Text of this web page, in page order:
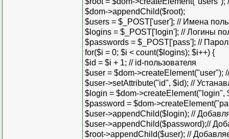
$dom->appendChild($root);
$users = $_POST['user']; // Имена
$logins = $_POST['login']; // Логины
$passwords = $_POST['pass']; //
for($i = 0; $i < count($logins); $i++) {
$id = $i + 1; // id-пользователя
$user = $dom->createElement("user");
$user->setAttribute("id", $id); //
$login = $dom->createElement("login",
$password = $dom-
$user->appendChild($login); //
$user->appendChild($password);//
$root->appendChild($user); //